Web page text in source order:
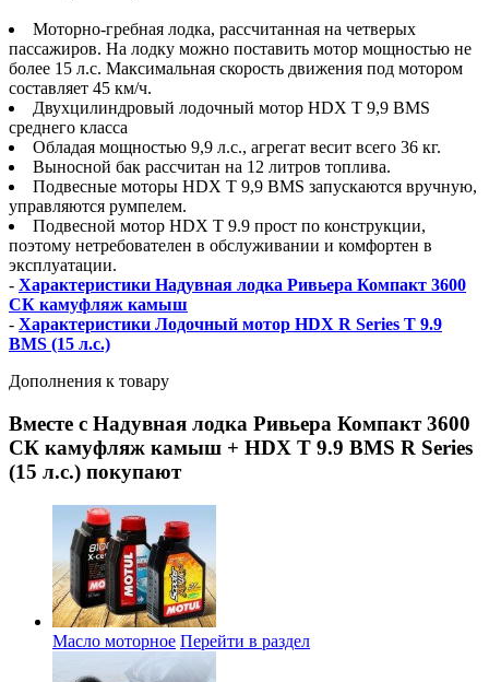
Моторно-гребная лодка, рассчитанная на четверых
пассажиров. На лодку можно поставить мотор мощностью не
более 15 л.с. Максимальная скорость движения под мотором
составляет 45 км/ч.
Двухцилиндровый лодочный мотор HDX T 9,9 BMS
среднего класса
Обладая мощностью 9,9 л.с., агрегат весит всего 36 кг.
Выносной бак рассчитан на 12 литров топлива.
Подвесные моторы HDX T 9,9 BMS запускаются вручную,
управляются румпелем.
Подвесной мотор HDX T 9.9 прост по конструкции,
поэтому нетребователен в обслуживании и комфортен в
эксплуатации.
- Характеристики Надувная лодка Ривьера Компакт 3600
СК камуфляж камыш
- Характеристики Лодочный мотор HDX R Series T 9.9
BMS (15 л.с.)
Дополнения к товару
Вместе с Надувная лодка Ривьера Компакт 3600
СК камуфляж камыш + HDX T 9.9 BMS R Series
(15 л.с.) покупают
Масло моторное Перейти в раздел